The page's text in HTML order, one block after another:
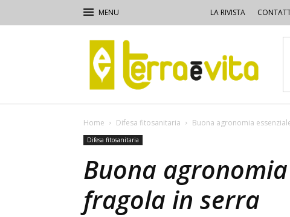
LA RIVISTA
Terra
e
Vita
Home Difesa fitosanitaria Buona agronomia
Difesa fitosanitaria
Buona
fragola in serra